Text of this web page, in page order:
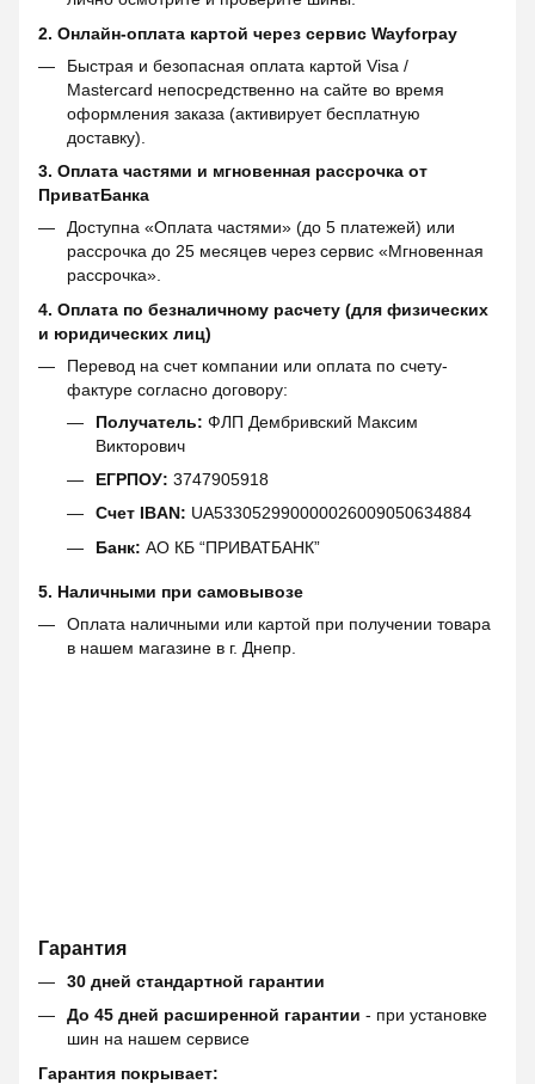
2. Онлайн-оплата картой через сервис Wayforpay
Быстрая и безопасная оплата картой Visa /
Mastercard непосредственно на сайте во время
оформления заказа (активирует бесплатную
доставку).
3. Оплата частями и мгновенная рассрочка от
ПриватБанка
Доступна «Оплата частями» (до 5 платежей) или
рассрочка до 25 месяцев через сервис «Мгновенная
рассрочка».
4. Оплата по безналичному расчету (для физических
и юридических лиц)
Перевод на счет компании или оплата по счету-
фактуре согласно договору:
Получатель: ФЛП Дембривский Максим
Викторович
ЕГРПОУ: 3747905918
Счет IBAN: UA533052990000026009050634884
Банк: АО КБ “ПРИВАТБАНК”
5. Наличными при самовывозе
Оплата наличными или картой при получении товара
в нашем магазине в г. Днепр.
Гарантия
30 дней стандартной гарантии
До 45 дней расширенной гарантии - при установке
шин на нашем сервисе
Гарантия покрывает: